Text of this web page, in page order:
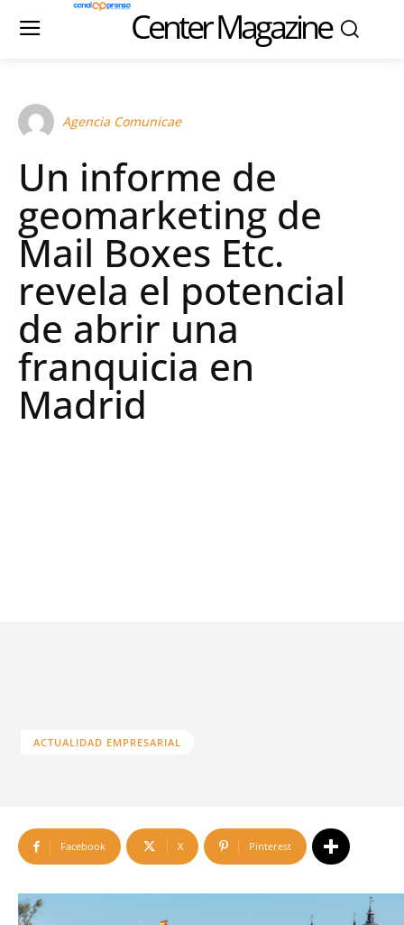
Center Magazine
Agencia Comunicae
Un informe de
geomarketing de
Mail Boxes Etc.
revela el potencial
de abrir una
franquicia en
Madrid
ACTUALIDAD EMPRESARIAL
Facebook X Pinterest